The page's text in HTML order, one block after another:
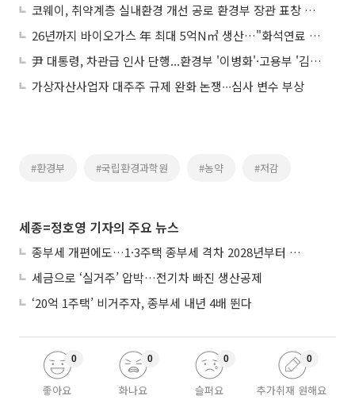
코웨이, 취약계층 실내환경 개선 공로 환경부 장관 표창 수상
26년까지 바이오가스 年 최대 5억N㎥ 생산…"화석연료 대체효과 2300억"
尹 대통령, 차관급 인사 단행...환경부 '이병화'·고용부 '김민석'·특허청장 '김완기'
가상자산사업자 대주주 규제 완화 논쟁∙∙∙심사 변수 부상
#환경부 #국립환경과학원 #농약 #저감
세종=정호영 기자의 주요 뉴스
종부세 개편에도…1·3주택 종부세 격차 2028년부터 확대
세금으로 ‘실거주’ 압박…전기차 빠진 생산공제
‘20억 1주택’ 비거주자, 종부세 내년 4배 뛴다
좋아요
0
화나요
0
슬퍼요
0
추가취재 원해요
0